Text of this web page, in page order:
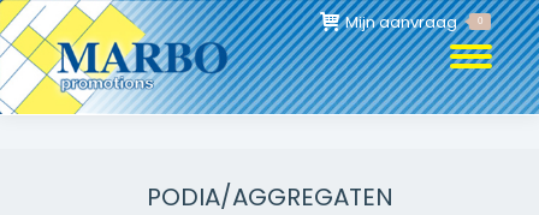
Mijn aanvraag 0
PODIA/AGGREGATEN